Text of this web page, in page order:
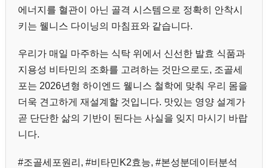
에너지를 혈관이 아닌 골격 시스템으로 정확히 안착시
키는 웰니스 다이닝의 마침표와 같습니다.
우리가 매일 마주하는 식탁 위에서 신선한 발효 식품과
지용성 비타민의 조화를 고려하는 것만으로도, 조골세
포는 2026년형 하이엔드 웰니스 철학에 맞춰 우리 몸을
더욱 견고하게 재설계할 것입니다. 맛있는 영양 설계가
곧 단단한 삶의 기반이 된다는 사실을 잊지 마시기 바랍
니다.
#조골세포원리, #비타민K2효능, #본성분데이터분석